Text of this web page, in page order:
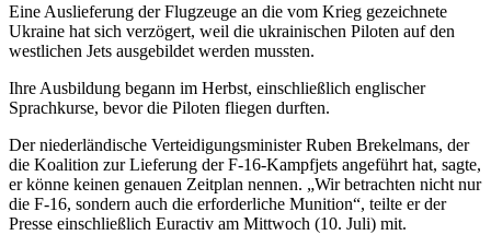
Eine Auslieferung der Flugzeuge an die vom Krieg gezeichnete
Ukraine hat sich verzögert, weil die ukrainischen Piloten auf den
westlichen Jets ausgebildet werden mussten.
Ihre Ausbildung begann im Herbst, einschließlich englischer
Sprachkurse, bevor die Piloten fliegen durften.
Der niederländische Verteidigungsminister Ruben Brekelmans, der
die Koalition zur Lieferung der F-16-Kampfjets angeführt hat, sagte,
er könne keinen genauen Zeitplan nennen. „Wir betrachten nicht nur
die F-16, sondern auch die erforderliche Munition“, teilte er der
Presse einschließlich Euractiv am Mittwoch (10. Juli) mit.